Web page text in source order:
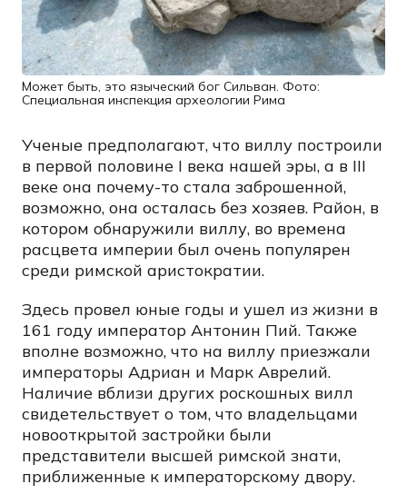
Может быть, это языческий бог Сильван. Фото:
Специальная инспекция археологии Рима
Ученые предполагают, что виллу построили
в первой половине I века нашей эры, а в III
веке она почему-то стала заброшенной,
возможно, она осталась без хозяев. Район, в
котором обнаружили виллу, во времена
расцвета империи был очень популярен
среди римской аристократии.
Здесь провел юные годы и ушел из жизни в
161 году император Антонин Пий. Также
вполне возможно, что на виллу приезжали
императоры Адриан и Марк Аврелий.
Наличие вблизи других роскошных вилл
свидетельствует о том, что владельцами
новооткрытой застройки были
представители высшей римской знати,
приближенные к императорскому двору.